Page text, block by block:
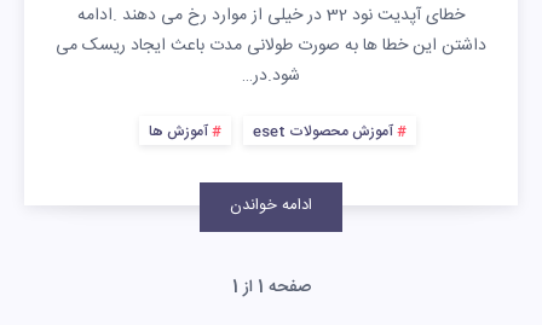
خطای آپدیت نود 32 در خیلی از موارد رخ می دهند .ادامه
داشتن این خطا ها به صورت طولانی مدت باعث ایجاد ریسک می
شود.در…
آموزش محصولات eset آموزش ها
ادامه خواندن
صفحه 1 از 1